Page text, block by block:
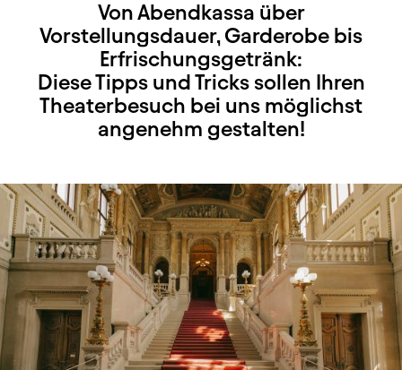
Von Abendkassa über
Vorstellungsdauer, Garderobe bis
Erfrischungsgetränk:
Diese Tipps und Tricks sollen Ihren
Theaterbesuch bei uns möglichst
angenehm gestalten!